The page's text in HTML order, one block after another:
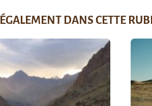
DANS CETTE